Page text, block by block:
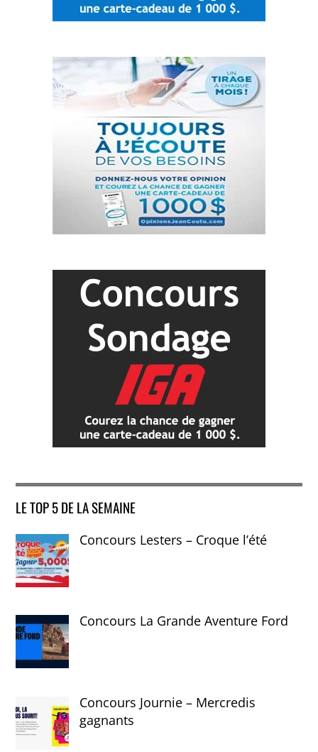
LE TOP 5 DE LA SEMAINE
Concours Lesters – Croque l’été
Concours La Grande Aventure Ford
Concours Journie – Mercredis
gagnants